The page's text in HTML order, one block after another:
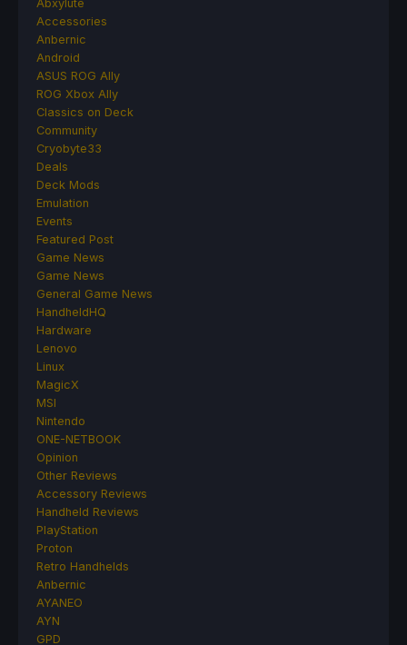
Abxylute
Accessories
Anbernic
Android
ASUS ROG Ally
ROG Xbox Ally
Classics on Deck
Community
Cryobyte33
Deals
Deck Mods
Emulation
Events
Featured Post
Game News
Game News
General Game News
HandheldHQ
Hardware
Lenovo
Linux
MagicX
MSI
Nintendo
ONE-NETBOOK
Opinion
Other Reviews
Accessory Reviews
Handheld Reviews
PlayStation
Proton
Retro Handhelds
Anbernic
AYANEO
AYN
GPD